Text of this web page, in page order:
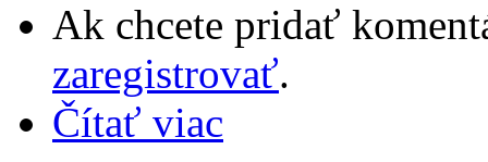
Ak chcete pridať
zaregistrovať.
Čítať viac